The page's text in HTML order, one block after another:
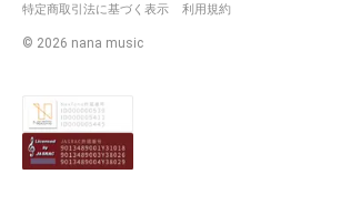
特定商取引法に基づく表示
利用規約
© 2026 nana music